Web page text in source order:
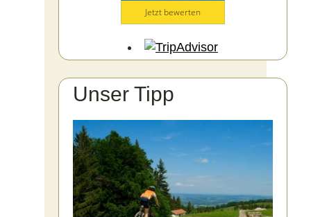
Jetzt bewerten
Unser Tipp